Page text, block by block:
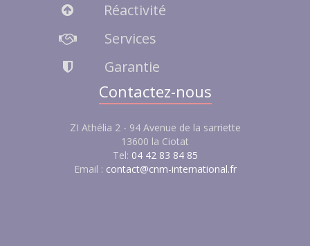
Réactivité
Services
Garantie
Contactez-nous
ZI Athélia 2 - 94 Avenue de la sarriette
13600 la Ciotat
Tel: 04 42 83 84 85
Email : contact@cnm-international.fr